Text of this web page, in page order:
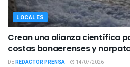
LOCALES
Crean una alianza científica
costas bonaerenses y
DEREDACTOR PRENSA 14/07/2026